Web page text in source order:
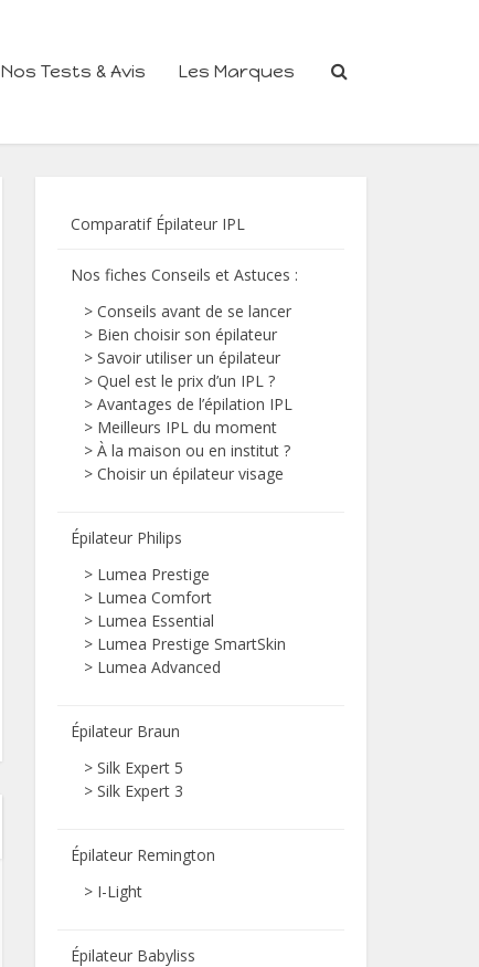
Nos Tests & Avis Les Marques
Comparatif Épilateur IPL
Nos fiches Conseils et Astuces :
> Conseils avant de se lancer
> Bien choisir son épilateur
> Savoir utiliser un épilateur
> Quel est le prix d’un IPL ?
> Avantages de l’épilation IPL
> Meilleurs IPL du moment
> À la maison ou en institut ?
> Choisir un épilateur visage
Épilateur Philips
> Lumea Prestige
> Lumea Comfort
> Lumea Essential
> Lumea Prestige SmartSkin
> Lumea Advanced
Épilateur Braun
> Silk Expert 5
> Silk Expert 3
Épilateur Remington
> I-Light
Épilateur Babyliss